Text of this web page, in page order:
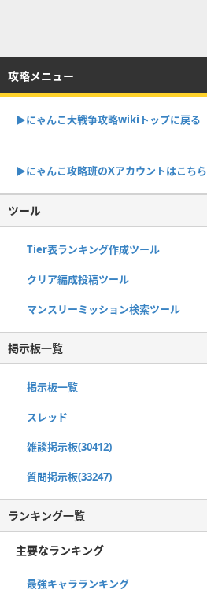
攻略メニュー
▶︎にゃんこ大戦争攻略wikiトップに戻る
▶︎にゃんこ攻略班のXアカウントはこちら
ツール
Tier表ランキング作成ツール
クリア編成投稿ツール
マンスリーミッション検索ツール
掲示板一覧
掲示板一覧
スレッド
雑談掲示板(30412)
質問掲示板(33247)
ランキング一覧
主要なランキング
最強キャラランキング